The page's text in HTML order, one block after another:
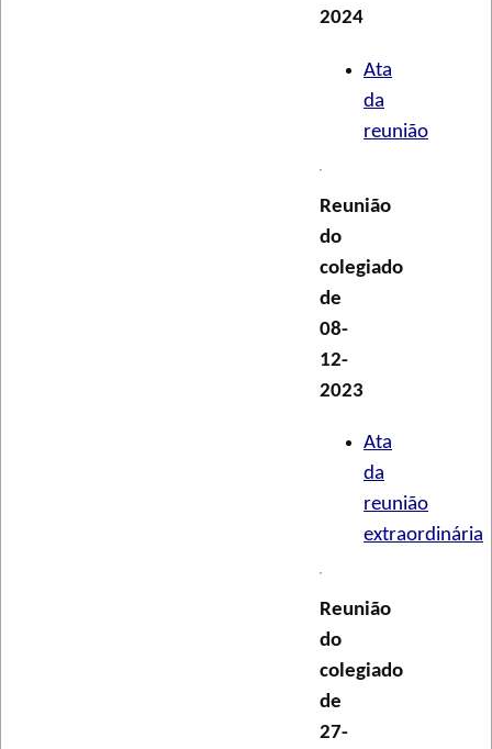
2024
Ata
da
reunião
Reunião
do
colegiado
de
08-
12-
2023
Ata
da
reunião
extraordinária
Reunião
do
colegiado
de
27-